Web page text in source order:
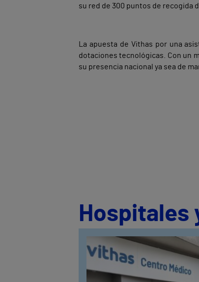
su red de 300 puntos de recogida
La apuesta de Vithas por una
dotaciones tecnológicas. Con un
su presencia nacional ya sea de
Hospitales